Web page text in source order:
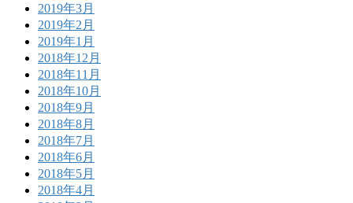
2019年3月
2019年2月
2019年1月
2018年12月
2018年11月
2018年10月
2018年9月
2018年8月
2018年7月
2018年6月
2018年5月
2018年4月